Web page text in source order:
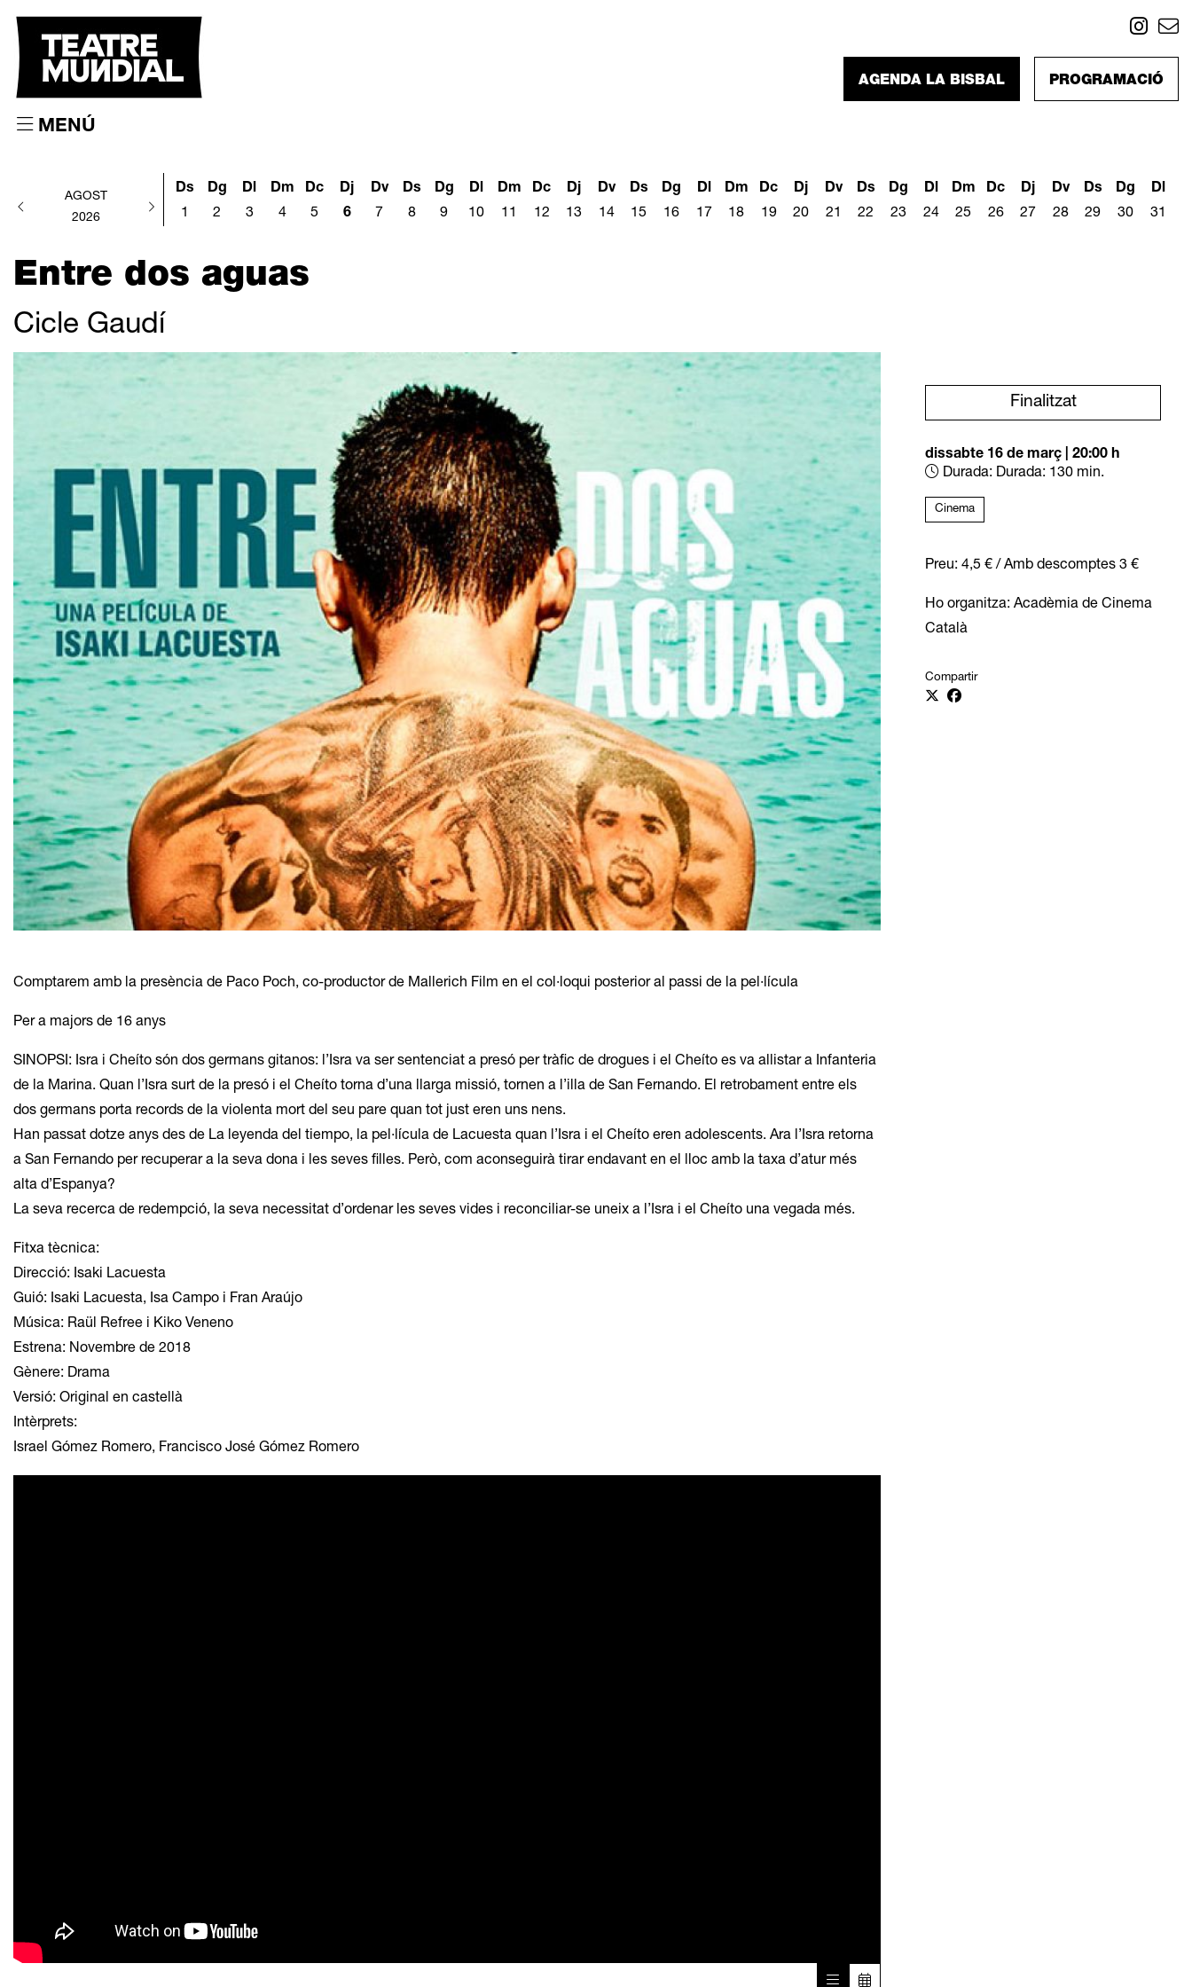
MENÚ
Link
PROGRAMACIÓ
AGENDA LA BISBAL
AGOST
2026
Ds
1
Dg
2
Dl
3
Dm
4
Dc
5
Dj
6
Dv
7
Ds
8
Dg
9
Dl
10
Dm
11
Dc
12
Dj
13
Dv
14
Ds
15
Dg
16
Dl
17
Dm
18
Dc
19
Dj
20
Dv
21
Ds
22
Dg
23
Dl
24
Dm
25
Dc
26
Dj
27
Dv
28
Ds
29
Dg
30
Dl
31
Entre dos aguas
Cicle Gaudí
Finalitzat
dissabte 16 de març
20:00 h
Durada: Durada: 130 min.
Cinema
Preu: 4,5 € / Amb descomptes 3 €
Ho organitza: Acadèmia de Cinema
Català
Compartir
Comptarem amb la presència de Paco Poch, co-productor de Mallerich Film en el col·loqui posterior al passi de la pel·lícula
Per a majors de 16 anys
SINOPSI: Isra i Cheíto són dos germans gitanos: l’Isra va ser sentenciat a presó per tràfic de drogues i el Cheíto es va allistar a Infanteria
de la Marina. Quan l’Isra surt de la presó i el Cheíto torna d’una llarga missió, tornen a l’illa de San Fernando. El retrobament entre els
dos germans porta records de la violenta mort del seu pare quan tot just eren uns nens.
Han passat dotze anys des de La leyenda del tiempo, la pel·lícula de Lacuesta quan l’Isra i el Cheíto eren adolescents. Ara l’Isra retorna
a San Fernando per recuperar a la seva dona i les seves filles. Però, com aconseguirà tirar endavant en el lloc amb la taxa d’atur més
alta d’Espanya?
La seva recerca de redempció, la seva necessitat d’ordenar les seves vides i reconciliar-se uneix a l’Isra i el Cheíto una vegada més.
Fitxa tècnica:
Direcció: Isaki Lacuesta
Guió: Isaki Lacuesta, Isa Campo i Fran Araújo
Música: Raül Refree i Kiko Veneno
Estrena: Novembre de 2018
Gènere: Drama
Versió: Original en castellà
Intèrprets:
Israel Gómez Romero, Francisco José Gómez Romero